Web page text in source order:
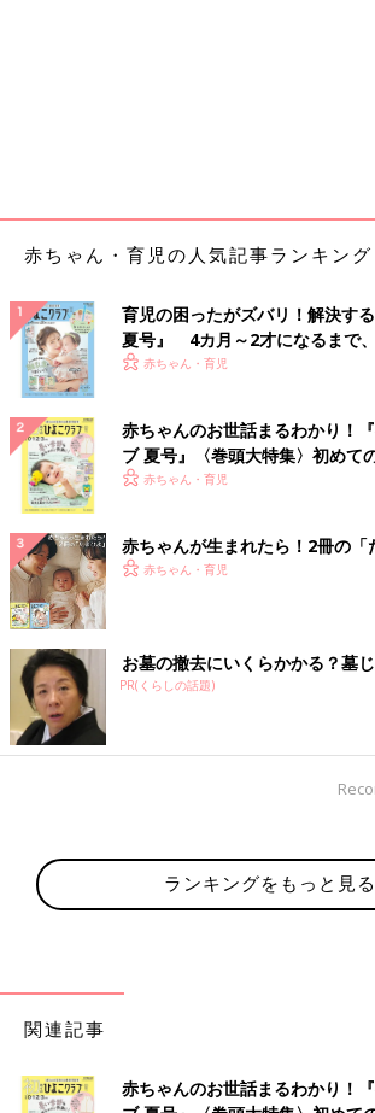
赤ちゃん・育児の人気記事ランキング
育児の困ったがズバリ！解決す
夏号』 4カ月～2才になるまで
いっぱい！
赤ちゃん・育児
赤ちゃんのお世話まるわかり！
ブ 夏号』〈巻頭大特集〉初めて
く！ おっぱい・ミルクの基本と
赤ちゃん・育児
赤ちゃんが生まれたら！2冊の「
赤ちゃん・育児
お墓の撤去にいくらかかる？墓
PR(くらしの話題)
ランキングをもっと見る
関連記事
赤ちゃんのお世話まるわかり！